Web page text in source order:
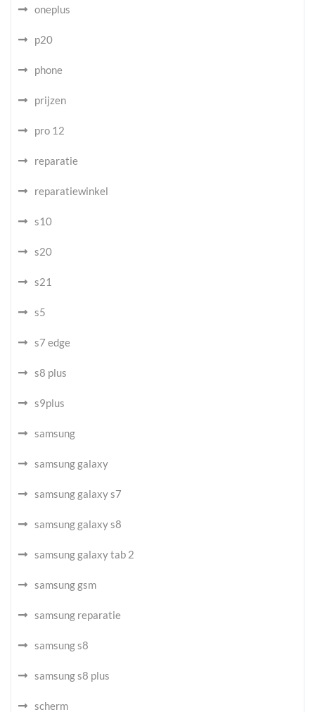
oneplus
p20
phone
prijzen
pro 12
reparatie
reparatiewinkel
s10
s20
s21
s5
s7 edge
s8 plus
s9plus
samsung
samsung galaxy
samsung galaxy s7
samsung galaxy s8
samsung galaxy tab 2
samsung gsm
samsung reparatie
samsung s8
samsung s8 plus
scherm